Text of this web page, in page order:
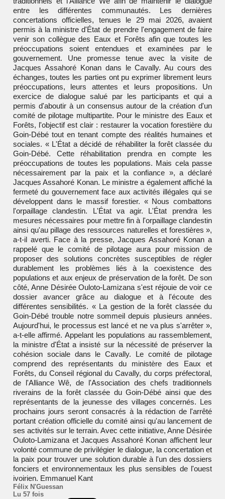
entre les différentes communautés. Les dernières
concertations officielles, tenues le 29 mai 2026, avaient
permis à la ministre d'État de prendre l'engagement de faire
venir son collègue des Eaux et Forêts afin que toutes les
préoccupations soient entendues et examinées par le
gouvernement. Une promesse tenue avec la visite de
Jacques Assahoré Konan dans le Cavally. Au cours des
échanges, toutes les parties ont pu exprimer librement leurs
préoccupations, leurs attentes et leurs propositions. Un
exercice de dialogue salué par les participants et qui a
permis d'aboutir à un consensus autour de la création d'un
comité de pilotage multipartite. Pour le ministre des Eaux et
Forêts, l'objectif est clair : restaurer la vocation forestière du
Goin-Débé tout en tenant compte des réalités humaines et
sociales. « L'État a décidé de réhabiliter la forêt classée du
Goin-Débé. Cette réhabilitation prendra en compte les
préoccupations de toutes les populations. Mais cela passe
nécessairement par la paix et la confiance », a déclaré
Jacques Assahoré Konan. Le ministre a également affiché la
fermeté du gouvernement face aux activités illégales qui se
développent dans le massif forestier. « Nous combattons
l'orpaillage clandestin. L'État va agir. L'État prendra les
mesures nécessaires pour mettre fin à l'orpaillage clandestin
ainsi qu'au pillage des ressources naturelles et forestières »,
a-t-il averti. Face à la presse, Jacques Assahoré Konan a
rappelé que le comité de pilotage aura pour mission de
proposer des solutions concrètes susceptibles de régler
durablement les problèmes liés à la coexistence des
populations et aux enjeux de préservation de la forêt. De son
côté, Anne Désirée Ouloto-Lamizana s'est réjouie de voir ce
dossier avancer grâce au dialogue et à l'écoute des
différentes sensibilités. « La gestion de la forêt classée du
Goin-Débé trouble notre sommeil depuis plusieurs années.
Aujourd'hui, le processus est lancé et ne va plus s'arrêter »,
a-t-elle affirmé. Appelant les populations au rassemblement,
la ministre d'État a insisté sur la nécessité de préserver la
cohésion sociale dans le Cavally. Le comité de pilotage
comprend des représentants du ministère des Eaux et
Forêts, du Conseil régional du Cavally, du corps préfectoral,
de l'Alliance Wê, de l'Association des chefs traditionnels
riverains de la forêt classée du Goin-Débé ainsi que des
représentants de la jeunesse des villages concernés. Les
prochains jours seront consacrés à la rédaction de l'arrêté
portant création officielle du comité ainsi qu'au lancement de
ses activités sur le terrain. Avec cette initiative, Anne Désirée
Ouloto-Lamizana et Jacques Assahoré Konan affichent leur
volonté commune de privilégier le dialogue, la concertation et
la paix pour trouver une solution durable à l'un des dossiers
fonciers et environnementaux les plus sensibles de l'ouest
ivoirien. Emmanuel Kant
Félix N'Guessan
Lu 57 fois